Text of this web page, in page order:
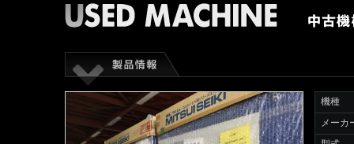
機種
メーカ